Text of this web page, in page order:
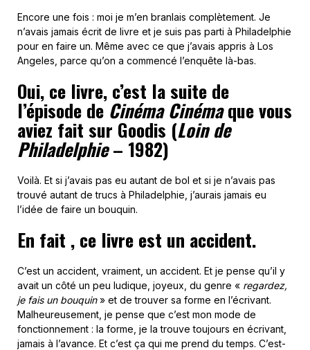
Encore une fois : moi je m’en branlais complètement. Je
n’avais jamais écrit de livre et je suis pas parti à Philadelphie
pour en faire un. Même avec ce que j’avais appris à Los
Angeles, parce qu’on a commencé l’enquête là-bas.
Oui, ce livre, c’est la suite de
l’épisode deCinéma Cinémaque vous
aviez fait sur Goodis (Loin de
Philadelphie– 1982)
Voilà. Et si j’avais pas eu autant de bol et si je n’avais pas
trouvé autant de trucs à Philadelphie, j’aurais jamais eu
l’idée de faire un bouquin.
En fait , ce livre est un accident.
C’est un accident, vraiment, un accident. Et je pense qu’il y
avait un côté un peu ludique, joyeux, du genre « regardez,
je fais un bouquin» et de trouver sa forme en l’écrivant.
Malheureusement, je pense que c’est mon mode de
fonctionnement : la forme, je la trouve toujours en écrivant,
jamais à l’avance. Et c’est ça qui me prend du temps. C’est-